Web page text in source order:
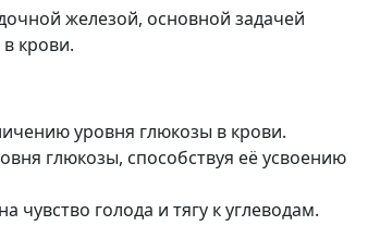
железой, основной задачей
крови.
уровня глюкозы в крови.
глюкозы, способствуя её усвоению
чувство голода и тягу к углеводам.